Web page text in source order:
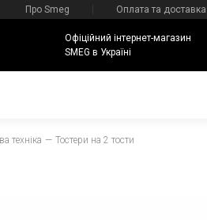
Про Smeg Оплата та доставка
Офіційний інтернет-магазин
SMEG в Україні
техніка Тостери на 2 тости